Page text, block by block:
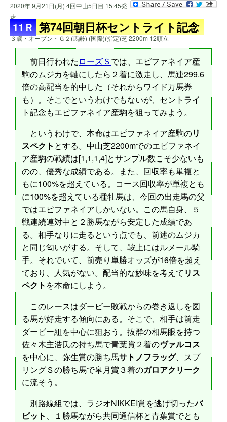
2020年 9月21日(月) 4回中山5日目 15:45発
走
11Ｒ 第74回朝日杯セントライト記念
３歳・オープン・Ｇ２(馬齢) (国際)(指定)芝 2200m 12頭立
前日行われた ローズＳでは、エピファネイア産
駒のムジカを軸にしたら２着に激走し、馬連299.6
倍の高配当を的中した（それからワイド万馬券
も）。そこでというわけでもないが、セントライ
ト記念もエピファネイア産駒を狙ってみよう。
というわけで、本命はエピファネイア産駒のリ
スペクト とする。中山芝2200mでのエピファネイ
ア産駒の戦績は[1,1,1,4]とサンプル数こそ少ないも
のの、優秀な成績である。また、回収率も単複と
もに100%を超えている。コース回収率が単複とも
に100%を超えている種牡馬は、今回の出走馬の父
ではエピファネイアしかいない。この馬自身、５
戦連続連対中と２勝馬ながら安定した成績であ
る。相手なりに走るという点でも、前述のムジカ
と同じ匂いがする。そして、鞍上にはルメール騎
手。それでいて、前売り単勝オッズが16倍を超え
ており、人気がない。配当的な妙味を考えて リス
ペクト を本命にしよう。
このレースはダービー敗戦からの巻き返しを図
る馬が好走する傾向にある。そこで、相手は前走
ダービー組を中心に狙おう。抜群の相馬眼を持つ
佐々木主浩氏の持ち馬で青葉賞２着のヴァルコス
を中心に、弥生賞の勝ち馬サトノフラッグ、スプ
リングＳの勝ち馬で皐月賞３着のガロアクリーク
に流そう。
別路線組では、ラジオNIKKEI賞を逃げ切ったバ
ビット 、１勝馬ながら共同通信杯と青葉賞でとも